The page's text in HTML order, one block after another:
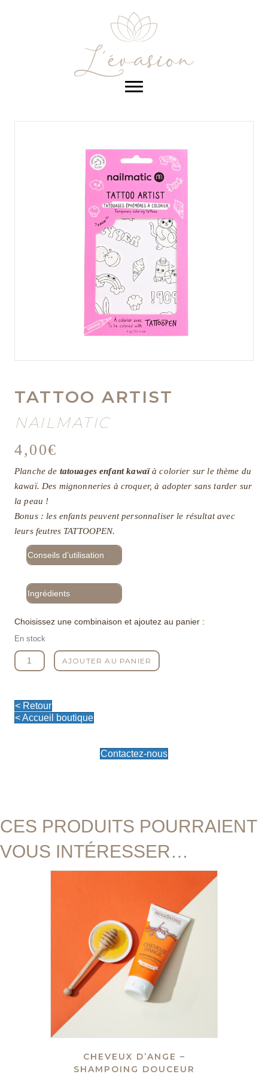
TATTOO ARTIST
NAILMATIC
4,00€
Planche de tatouages enfant kawaïà colorier sur le thème du
kawaï. Des mignonneries à croquer, à adopter sans tarder sur
la peau !
Bonus : les enfants peuvent personnaliser le résultat avec
leurs feutres TATTOOPEN.
Conseils d’utilisation
Ingrédients
Choisissez une combinaison et ajoutez au panier :
En stock
quantité
de
AJOUTER AU PANIER
< Retour
< Accueil boutique
Contactez-nous
CES PRODUITS POURRAIENT
VOUS INTÉRESSER…
CHEVEUX D’ANGE –
SHAMPOING DOUCEUR